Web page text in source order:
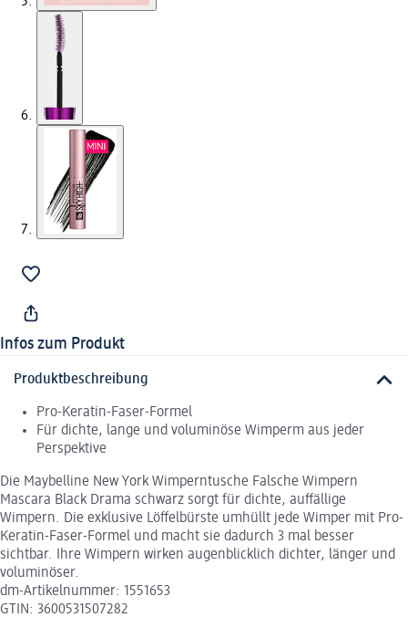
Infos zum Produkt
Produktbeschreibung
Pro-Keratin-Faser-Formel
Für dichte, lange und voluminöse Wimperm aus jeder
Perspektive
Die Maybelline New York Wimperntusche Falsche Wimpern
Mascara Black Drama schwarz sorgt für dichte, auffällige
Wimpern. Die exklusive Löffelbürste umhüllt jede Wimper mit Pro-
Keratin-Faser-Formel und macht sie dadurch 3 mal besser
sichtbar. Ihre Wimpern wirken augenblicklich dichter, länger und
voluminöser.
dm-Artikelnummer: 1551653
GTIN: 3600531507282